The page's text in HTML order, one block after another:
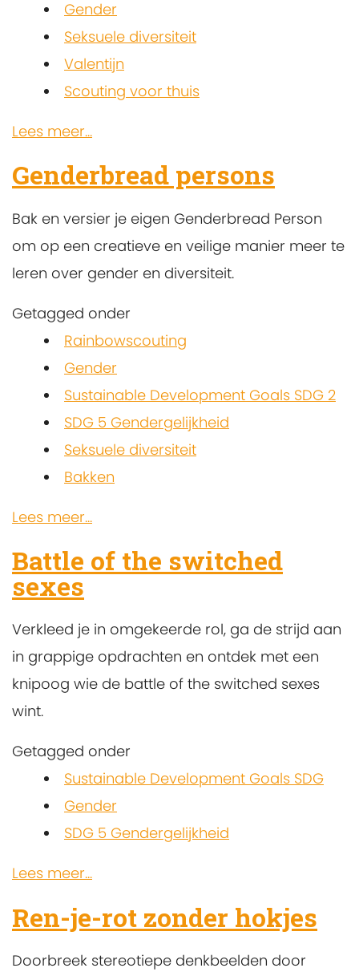
Gender
Seksuele diversiteit
Valentijn
Scouting voor thuis
Lees meer...
Genderbread persons
Bak en versier je eigen Genderbread Person
om op een creatieve en veilige manier meer te
leren over gender en diversiteit.
Getagged onder
Rainbowscouting
Gender
Sustainable Development Goals SDG 2
SDG 5 Gendergelijkheid
Seksuele diversiteit
Bakken
Lees meer...
Battle of the switched
sexes
Verkleed je in omgekeerde rol, ga de strijd aan
in grappige opdrachten en ontdek met een
knipoog wie de battle of the switched sexes
wint.
Getagged onder
Sustainable Development Goals SDG
Gender
SDG 5 Gendergelijkheid
Lees meer...
Ren-je-rot zonder hokjes
Doorbreek stereotiepe denkbeelden door